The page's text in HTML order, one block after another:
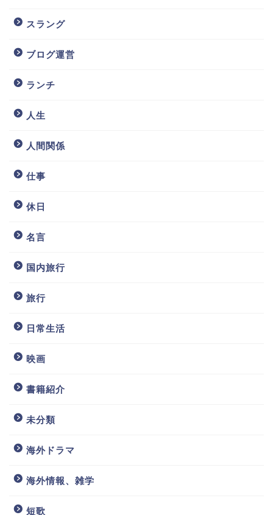
スラング
ブログ運営
ランチ
人生
人間関係
仕事
休日
名言
国内旅行
旅行
日常生活
映画
書籍紹介
未分類
海外ドラマ
海外情報、雑学
短歌